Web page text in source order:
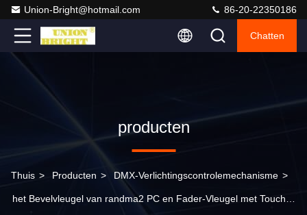
Union-Bright@hotmail.com 86-20-22350186
Chatten
producten
Thuis > Producten > DMX-Verlichtingscontrolemechanisme >
het Bevelvleugel van randma2 PC en Fader-Vleugel met Touch